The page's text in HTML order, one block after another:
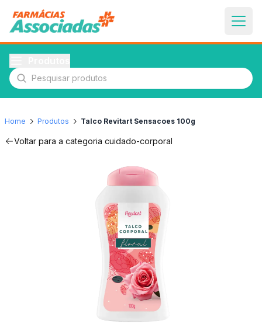
Pesquisar produtos
Home Produtos Talco Revitart Sensacoes 100g
Voltar para a categoria cuidado-corporal